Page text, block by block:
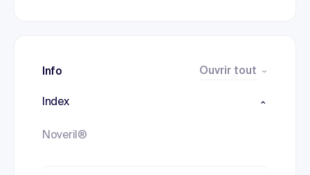
Info Ouvrir tout
Index
Noveril®